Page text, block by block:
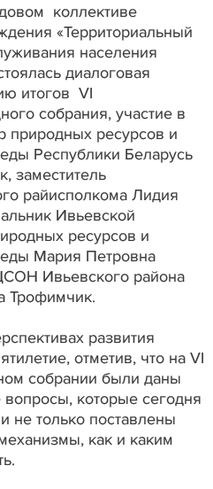
коллективе
«Территориальный
населения
диалоговая
итогов VI
собрания, участие в
природных ресурсов и
Республики Беларусь
заместитель
райисполкома Лидия
Ивьевской
ресурсов и
Мария Петровна
Ивьевского района
Трофимчик.
развития
отметив, что на VI
собрании были даны
вопросы, которые сегодня
не только поставлены
как и каким